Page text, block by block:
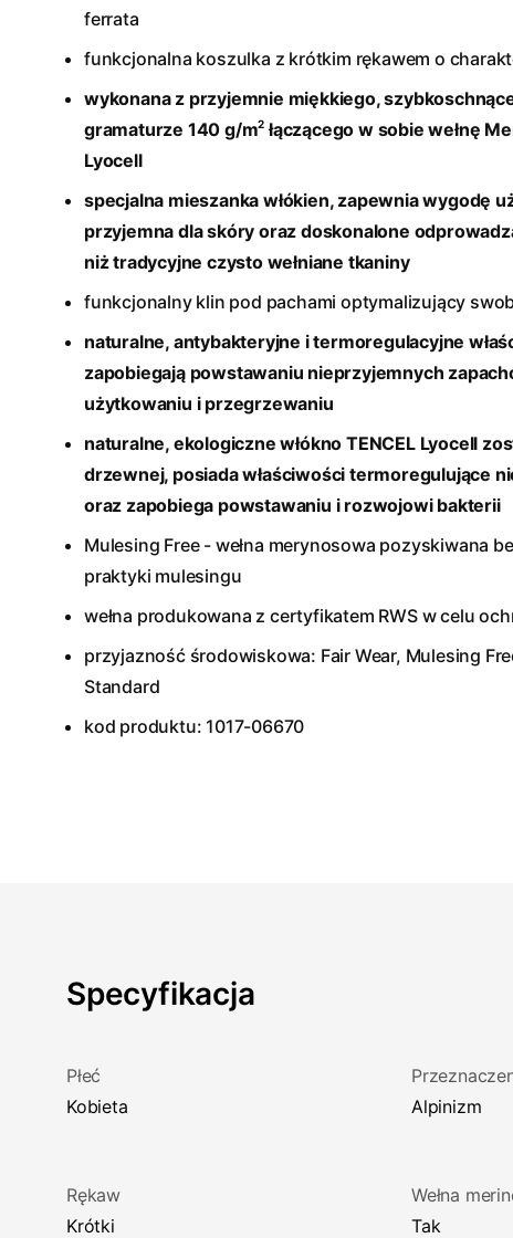
ferrata
funkcjonalna koszulka z krótkim rękawem o
wykonana z przyjemnie miękkiego,
gramaturze 140 g/m2 łączącego w sobie wełnę
Lyocell
specjalna mieszanka włókien, zapewnia wygodę
przyjemna dla skóry oraz doskonalone
niż tradycyjne czysto wełniane tkaniny
funkcjonalny klin pod pachami optymalizujący
naturalne, antybakteryjne i termoregulacyjne
zapobiegają powstawaniu nieprzyjemnych
użytkowaniu i przegrzewaniu
naturalne, ekologiczne włókno TENCEL Lyocell
drzewnej, posiada właściwości termoregulujące
oraz zapobiega powstawaniu i rozwojowi bakterii
Mulesing Free - wełna merynosowa pozyskiwana
praktyki mulesingu
wełna produkowana z certyfikatem RWS w celu
przyjazność środowiskowa: Fair Wear, Mulesing
Standard
kod produktu: 1017-06670
Specyfikacja
Płeć
Kobieta
Alpinizm
Rękaw
Krótki
Wełna
Tak